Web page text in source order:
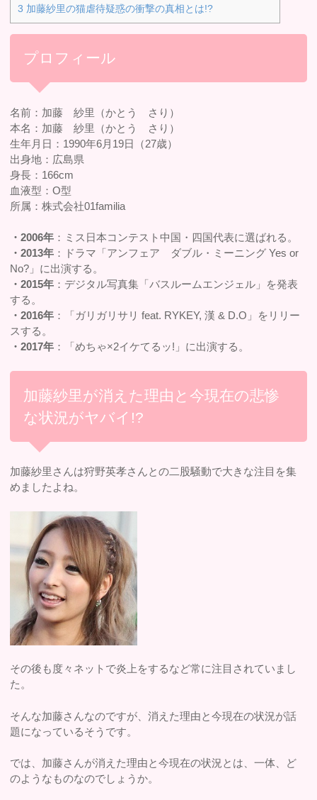
3 加藤紗里の猫虐待疑惑の衝撃の真相とは!?
プロフィール
名前：加藤 紗里（かとう さり）
本名：加藤 紗里（かとう さり）
生年月日：1990年6月19日（27歳）
出身地：広島県
身長：166cm
血液型：O型
所属：株式会社01familia
・2006年 ：ミス日本コンテスト中国・四国代表に選ばれる。
・2013年 ：ドラマ「アンフェア ダブル・ミーニング Yes or
No?」に出演する。
・2015年 ：デジタル写真集「バスルームエンジェル」を発表
する。
・2016年 ：「ガリガリサリ feat. RYKEY, 漢 & D.O」をリリー
スする。
・2017年 ：「めちゃ×2イケてるッ!」に出演する。
加藤紗里が消えた理由と今現在の悲惨
な状況がヤバイ!?
加藤紗里さんは狩野英孝さんとの二股騒動で大きな注目を集
めましたよね。
その後も度々ネットで炎上をするなど常に注目されていまし
た。
そんな加藤さんなのですが、消えた理由と今現在の状況が話
題になっているそうです。
では、加藤さんが消えた理由と今現在の状況とは、一体、ど
のようなものなのでしょうか。